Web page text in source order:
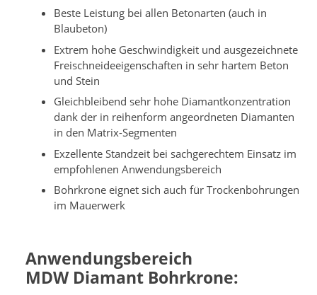
Beste Leistung bei allen Betonarten (auch in
Blaubeton)
Extrem hohe Geschwindigkeit und ausgezeichnete
Freischneideeigenschaften in sehr hartem Beton
und Stein
Gleichbleibend sehr hohe Diamantkonzentration
dank der in reihenform angeordneten Diamanten
in den Matrix-Segmenten
Exzellente Standzeit bei sachgerechtem Einsatz im
empfohlenen Anwendungsbereich
Bohrkrone eignet sich auch für Trockenbohrungen
im Mauerwerk
Anwendungsbereich
MDW Diamant Bohrkrone: